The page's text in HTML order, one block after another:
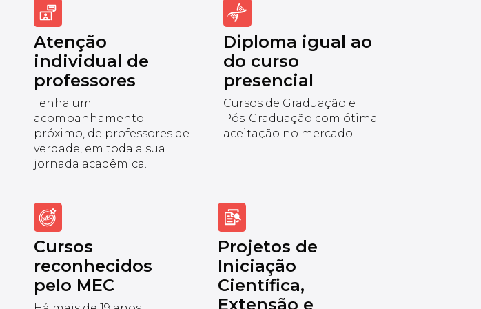
Atenção
individual de
professores
Tenha um
acompanhamento
próximo, de professores de
verdade, em toda a sua
jornada acadêmica.
Diploma igual ao
do curso
presencial
Cursos de Graduação e
Pós-Graduação com ótima
aceitação no mercado.
Cursos
reconhecidos
pelo MEC
Projetos de
Iniciação
Científica,
Extensão e